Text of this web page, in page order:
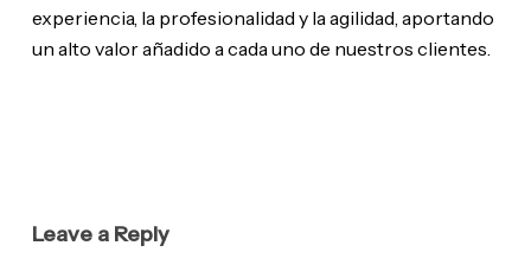
experiencia, la profesionalidad y la agilidad, aportando
un alto valor añadido a cada uno de nuestros clientes.
Leave a Reply